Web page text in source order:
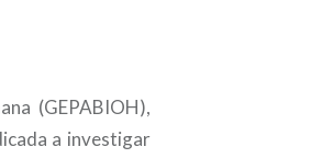
(GEPABIOH),
a investigar